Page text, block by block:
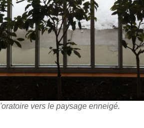
vers le paysage enneigé.